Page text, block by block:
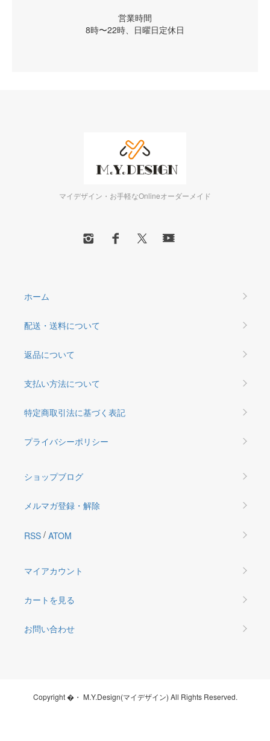
営業時間
8時〜22時、日曜日定休日
マイデザイン・お手軽なOnlineオーダーメイド
ホーム
配送・送料について
返品について
支払い方法について
特定商取引法に基づく表記
プライバシーポリシー
ショップブログ
メルマガ登録・解除
RSS / ATOM
マイアカウント
カートを見る
お問い合わせ
Copyright �・ M.Y.Design(マイデザイン) All Rights Reserved.